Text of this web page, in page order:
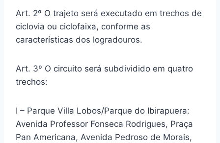
Art. 2º O trajeto será executado em trechos de
ciclovia ou ciclofaixa, conforme as
características dos logradouros.
Art. 3º O circuito será subdividido em quatro
trechos:
I – Parque Villa Lobos/Parque do Ibirapuera:
Avenida Professor Fonseca Rodrigues, Praça
Pan Americana, Avenida Pedroso de Morais,